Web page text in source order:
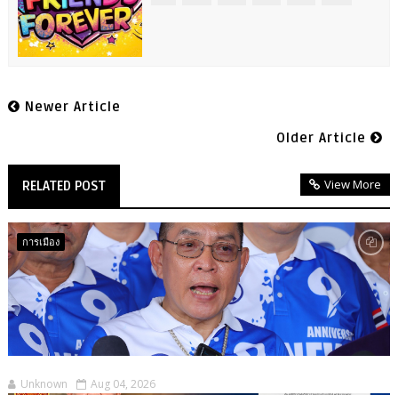
Newer Article
Older Article
RELATED POST View More
การเมือง
Unknown Aug 04, 2026